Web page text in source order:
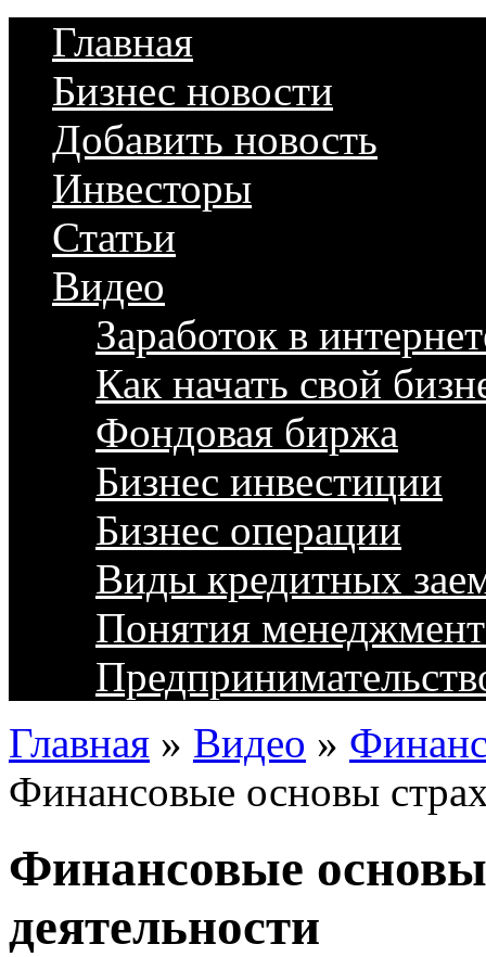
Главная
Бизнес новости
Добавить новость
Инвесторы
Статьи
Видео
Заработок в
Как начать свой
Фондовая биржа
Бизнес инвестиции
Бизнес операции
Виды кредитных
Понятия
Главная » Видео »
Финансовые основы
Финансовые
деятельности